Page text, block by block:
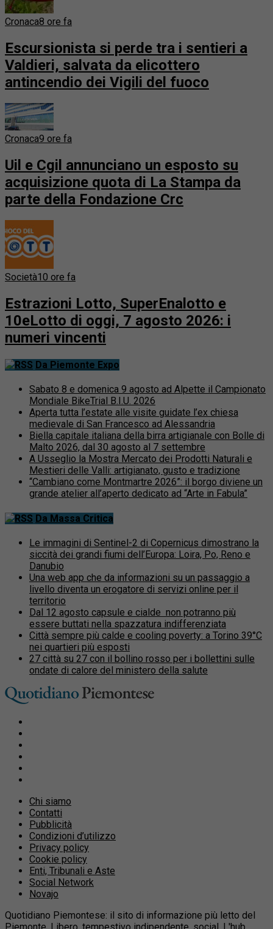
Cronaca8 ore fa
Escursionista si perde tra i sentieri a
Valdieri, salvata da elicottero
antincendio dei Vigili del fuoco
Cronaca9 ore fa
Uil e Cgil annunciano un esposto su
acquisizione quota di La Stampa da
parte della Fondazione Crc
Società10 ore fa
Estrazioni Lotto, SuperEnalotto e
10eLotto di oggi, 7 agosto 2026: i
numeri vincenti
Da Piemonte Expo
Sabato 8 e domenica 9 agosto ad Alpette il Campionato
Mondiale BikeTrial B.I.U. 2026
Aperta tutta l’estate alle visite guidate l’ex chiesa
medievale di San Francesco ad Alessandria
Biella capitale italiana della birra artigianale con Bolle di
Malto 2026, dal 30 agosto al 7 settembre
A Usseglio la Mostra Mercato dei Prodotti Naturali e
Mestieri delle Valli: artigianato, gusto e tradizione
“Cambiano come Montmartre 2026”: il borgo diviene un
grande atelier all’aperto dedicato ad “Arte in Fabula”
Da Massa Critica
Le immagini di Sentinel-2 di Copernicus dimostrano la
siccità dei grandi fiumi dell’Europa: Loira, Po, Reno e
Danubio
Una web app che da informazioni su un passaggio a
livello diventa un erogatore di servizi online per il
territorio
Dal 12 agosto capsule e cialde non potranno più
essere buttati nella spazzatura indifferenziata
Città sempre più calde e cooling poverty: a Torino 39°C
nei quartieri più esposti
27 città su 27 con il bollino rosso per i bollettini sulle
ondate di calore del ministero della salute
Chi siamo
Contatti
Pubblicità
Condizioni d’utilizzo
Privacy policy
Cookie policy
Enti, Tribunali e Aste
Social Network
Novajo
Quotidiano Piemontese: il sito di informazione più letto del